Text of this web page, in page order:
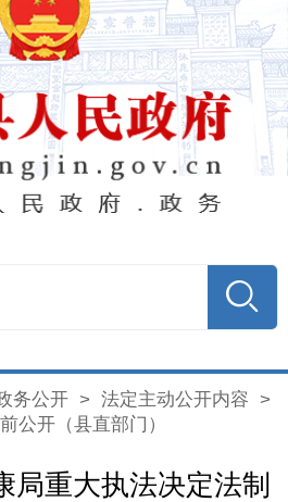
务公开> 法定主动公开内容 >
开（县直部门）
局重大执法决定法制